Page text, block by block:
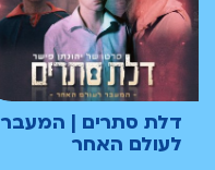
דלת סתרים | המעבר
לעולם האחר